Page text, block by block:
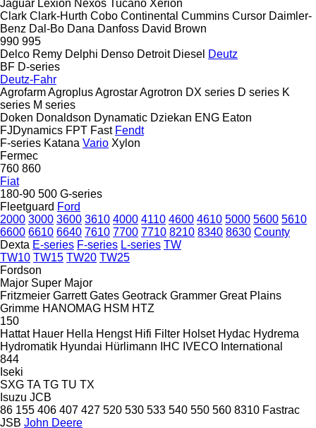
Jaguar Lexion Nexos Tucano Xerion
Clark Clark-Hurth Cobo Continental Cummins Cursor Daimler-
Benz Dal-Bo Dana Danfoss David Brown
990 995
Delco Remy Delphi Denso Detroit Diesel Deutz
BF D-series
Deutz-Fahr
AgrofarmAgroplusAgrostarAgrotron DX series D series K
series M series
Doken Donaldson Dynamatic Dziekan ENG Eaton
FJDynamics FPT Fast Fendt
F-series Katana Vario Xylon
Fermec
760 860
Fiat
180-90 500 G-series
Fleetguard Ford
2000 3000 3600 3610 4000 4110 4600 4610 5000 5600 5610
6600 6610 6640 7610 7700 7710 8210 8340 8630 County
Dexta E-series F-series L-series TW
TW10 TW15 TW20 TW25
Fordson
Major Super Major
Fritzmeier Garrett Gates Geotrack Grammer Great Plains
Grimme HANOMAG HSM HTZ
150
Hattat Hauer Hella Hengst Hifi Filter Holset Hydac Hydrema
Hydromatik Hyundai Hürlimann IHC IVECO International
844
Iseki
SXG TA TG TU TX
Isuzu JCB
86 155 406 407 427 520 530 533 540 550 560 8310 Fastrac
JSB John Deere